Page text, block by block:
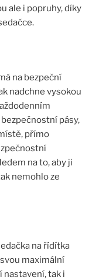
ale i popruhy, díky
na bezpeční
nadchne vysokou
pásy,
přímo
na to, aby ji
nemohlo ze
na řídítka
maximální
nastavení, tak i